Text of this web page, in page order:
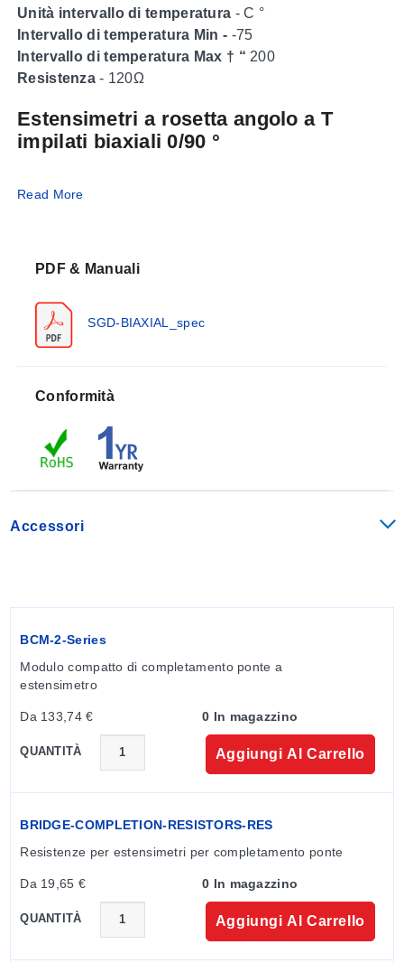
Unità intervallo di temperatura - C °
Intervallo di temperatura Min - -75
Intervallo di temperatura Max † “ 200
Resistenza- 120Ω
Estensimetri a rosetta angolo a T
impilati biaxiali 0/90 °
Gli estensimetri a rosetta angolo a T impilati biaxiali
applicazioni industriali per misurare la deformazione in
componenti strutturali e materiali sotto sforzo. Gli
ingegneri si affidano a questi dispositivi per ottimizzare
materiali si comportano sotto carico e per garantire il
componenti.
Read More
PDF & Manuali
SGD-BIAXIAL_spec
Conformità
Accessori
BCM-2-Series
Modulo compatto di completamento ponte a
estensimetro
Da 133,74 € 0 In magazzino
QUANTITÀ Aggiungi Al Carrello
BRIDGE-COMPLETION-RESISTORS-RES
Resistenze per estensimetri per completamento ponte
Da 19,65 € 0 In magazzino
QUANTITÀ Aggiungi Al Carrello